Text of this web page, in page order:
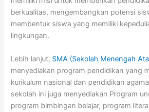
berkualitas, mengembangkan potensi
membentuk siswa yang memiliki
lingkungan.
Lebih lanjut, SMA (Sekolah Menengah
menyediakan program pendidikan yang
kurikulum nasional dan pendidikan
sekolah ini juga menyediakan Program
program bimbingan belajar, program